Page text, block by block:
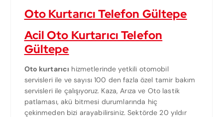
Oto Kurtarıcı Telefon Gültepe
Acil Oto Kurtarıcı Telefon
Gültepe
Oto kurtarıcı hizmetlerinde yetkili otomobil
servisleri ile ve sayısı 100 den fazla özel tamir bakım
servisleri ile çalışıyoruz. Kaza, Arıza ve Oto lastik
patlaması, akü bitmesi durumlarında hiç
çekinmeden bizi arayabilirsiniz. Sektörde 20 yıldır